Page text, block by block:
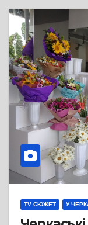
TV СЮЖЕТ У